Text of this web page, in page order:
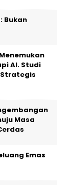
Bukan
AI. Studi
Strategis
Masa
Emas